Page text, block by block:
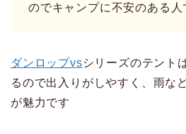
のでキャンプに不安のある人
ダンロップvsシリーズのテント
るので出入りがしやすく、雨な
が魅力です